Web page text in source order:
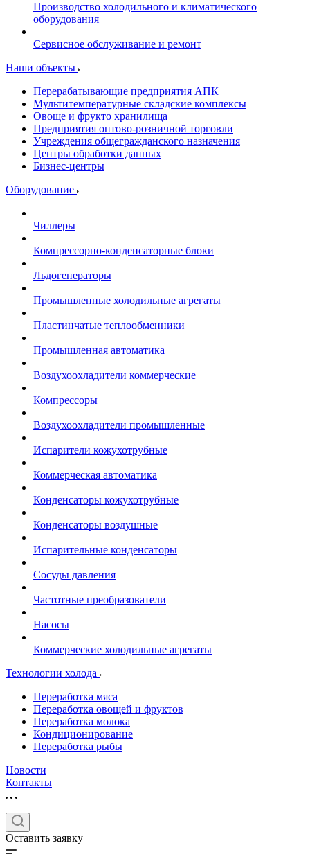
Производство холодильного и климатического
оборудования
Сервисное обслуживание и ремонт
Наши объекты
Перерабатывающие предприятия АПК
Мультитемпературные складские комплексы
Овоще и фрукто хранилища
Предприятия оптово-розничной торговли
Учреждения общегражданского назначения
Центры обработки данных
Бизнес-центры
Оборудование
Чиллеры
Компрессорно-конденсаторные блоки
Льдогенераторы
Промышленные холодильные агрегаты
Пластинчатые теплообменники
Промышленная автоматика
Воздухоохладители коммерческие
Компрессоры
Воздухоохладители промышленные
Испарители кожухотрубные
Коммерческая автоматика
Конденсаторы кожухотрубные
Конденсаторы воздушные
Испарительные конденсаторы
Сосуды давления
Частотные преобразователи
Насосы
Коммерческие холодильные агрегаты
Технологии холода
Переработка мяса
Переработка овощей и фруктов
Переработка молока
Кондиционирование
Переработка рыбы
Новости
Контакты
Оставить заявку